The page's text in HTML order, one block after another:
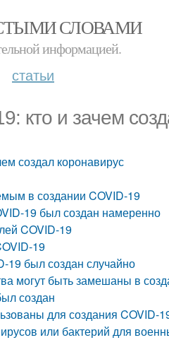
СЛОВАМИ
информацией.
статьи
кто и зачем
создал коронавирус
в создании COVID-19
19 был создан намеренно
COVID-19
19
19 был создан случайно
могут быть замешаны в
создан
для создания COVID-
или бактерий для